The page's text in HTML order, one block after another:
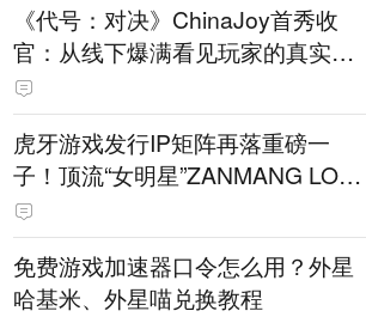
《代号：对决》ChinaJoy首秀收
官：从线下爆满看见玩家的真实期
待
虎牙游戏发行IP矩阵再落重磅一
子！顶流“女明星”ZANMANG LOO
PY 正版3D消除手游《消消奇遇》
惊喜曝光
免费游戏加速器口令怎么用？外星
哈基米、外星喵兑换教程